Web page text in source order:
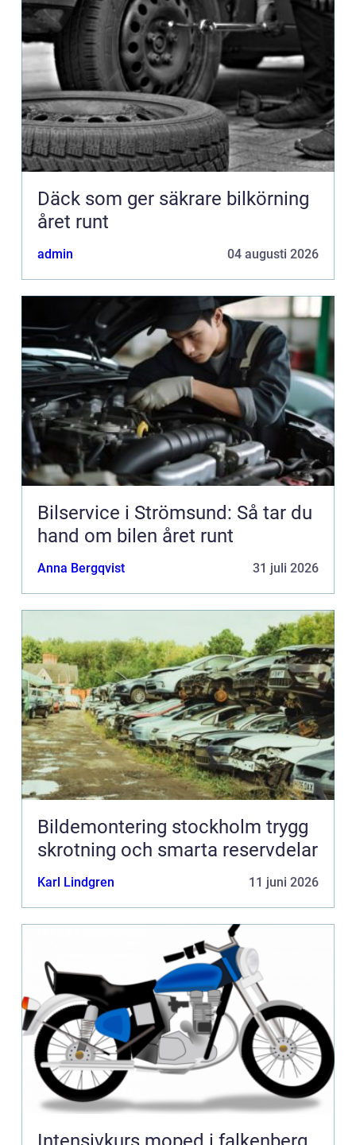
Däck som ger säkrare bilkörning
året runt
admin 04 augusti 2026
Bilservice i Strömsund: Så tar du
hand om bilen året runt
Anna Bergqvist 31 juli 2026
Bildemontering stockholm trygg
skrotning och smarta reservdelar
Karl Lindgren 11 juni 2026